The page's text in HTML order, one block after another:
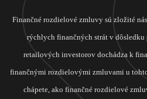
Finančné rozdielové zmluvy sú zložité
rýchlych finančných strát v dôsledku
retailových investorov dochádza k
finančnými rozdielovými zmluvami u
chápete, ako finančné rozdielové